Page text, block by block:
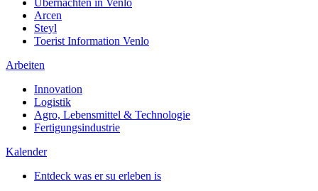
Ubernachten in Venlo
Arcen
Steyl
Toerist Information Venlo
Arbeiten
Innovation
Logistik
Agro, Lebensmittel & Technologie
Fertigungsindustrie
Kalender
Entdeck was er su erleben is